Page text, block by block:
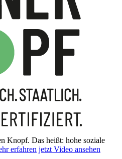
Knopf. Das heißt: hohe soziale
erfahren jetzt Video ansehen